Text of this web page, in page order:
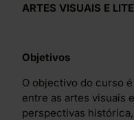
ARTES VISUAIS E
Objetivos
O objectivo do curso
entre as artes visuais
perspectivas